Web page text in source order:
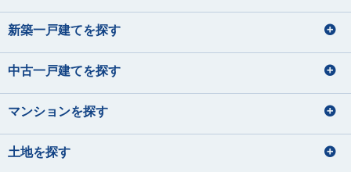
新築一戸建てを探す
中古一戸建てを探す
マンションを探す
土地を探す